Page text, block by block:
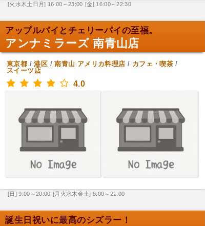
[火水木土日月] 16:00～23:00 [金] 16:00～22:30
アップルパイとチェリーパイの至福。
アンナミラーズ 南青山店
東京都 /港区 /南青山 アメリカ料理店 / カフェ・喫茶 /
スイーツ店
4.0
[日] 9:00～20:00 [月火水木金土] 9:00～21:00
誕生日祝いに最高のシズラー！